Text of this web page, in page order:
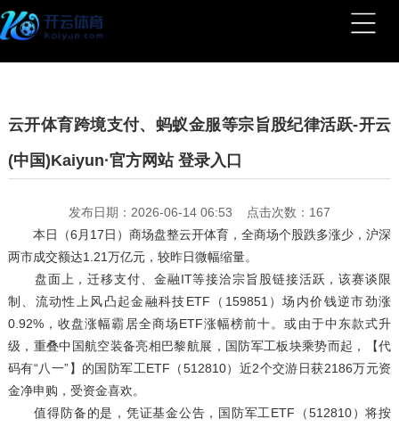
云开体育跨境支付、蚂蚁金服等宗旨股纪律活跃-开云
(中国)Kaiyun·官方网站 登录入口
发布日期：2026-06-14 06:53 点击次数：167
本日（6月17日）商场盘整云开体育，全商场个股跌多涨少，沪深
两市成交额达1.21万亿元，较昨日微幅缩量。
盘面上，迁移支付、金融IT等接洽宗旨股链接活跃，该赛谈限
制、流动性上风凸起金融科技ETF（159851）场内价钱逆市劲涨
0.92%，收盘涨幅霸居全商场ETF涨幅榜前十。或由于中东款式升
级，重叠中国航空装备亮相巴黎航展，国防军工板块乘势而起，【代
码有“八一”】的国防军工ETF（512810）近2个交游日获2186万元资
金净申购，受资金喜欢。
值得防备的是，凭证基金公告，国防军工ETF（512810）将按